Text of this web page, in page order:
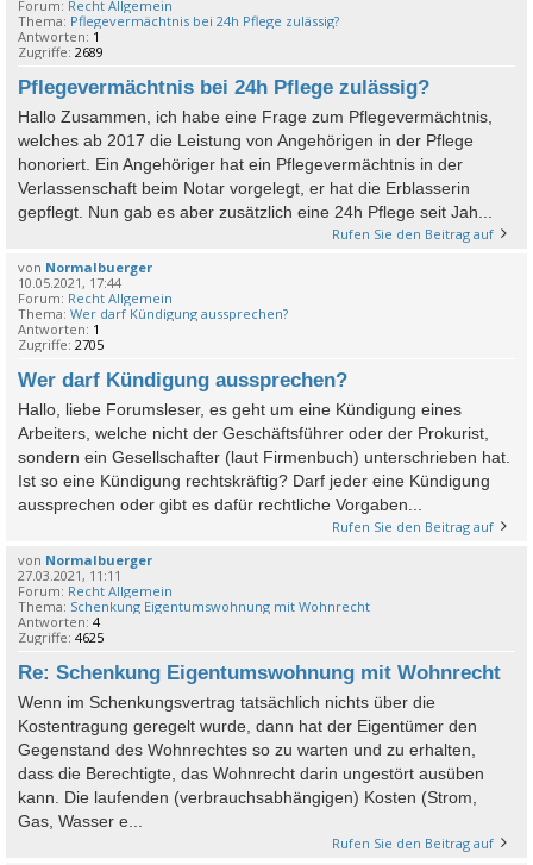
Forum: Recht Allgemein
Thema: Pflegevermächtnis bei 24h Pflege zulässig?
Antworten: 1
Zugriffe: 2689
Pflegevermächtnis bei 24h Pflege zulässig?
Hallo Zusammen, ich habe eine Frage zum Pflegevermächtnis,
welches ab 2017 die Leistung von Angehörigen in der Pflege
honoriert. Ein Angehöriger hat ein Pflegevermächtnis in der
Verlassenschaft beim Notar vorgelegt, er hat die Erblasserin
gepflegt. Nun gab es aber zusätzlich eine 24h Pflege seit Jah...
Rufen Sie den Beitrag auf
von Normalbuerger
10.05.2021, 17:44
Forum: Recht Allgemein
Thema: Wer darf Kündigung aussprechen?
Antworten: 1
Zugriffe: 2705
Wer darf Kündigung aussprechen?
Hallo, liebe Forumsleser, es geht um eine Kündigung eines
Arbeiters, welche nicht der Geschäftsführer oder der Prokurist,
sondern ein Gesellschafter (laut Firmenbuch) unterschrieben hat.
Ist so eine Kündigung rechtskräftig? Darf jeder eine Kündigung
aussprechen oder gibt es dafür rechtliche Vorgaben...
Rufen Sie den Beitrag auf
von Normalbuerger
27.03.2021, 11:11
Forum: Recht Allgemein
Thema: Schenkung Eigentumswohnung mit Wohnrecht
Antworten: 4
Zugriffe: 4625
Re: Schenkung Eigentumswohnung mit Wohnrecht
Wenn im Schenkungsvertrag tatsächlich nichts über die
Kostentragung geregelt wurde, dann hat der Eigentümer den
Gegenstand des Wohnrechtes so zu warten und zu erhalten,
dass die Berechtigte, das Wohnrecht darin ungestört ausüben
kann. Die laufenden (verbrauchsabhängigen) Kosten (Strom,
Gas, Wasser e...
Rufen Sie den Beitrag auf